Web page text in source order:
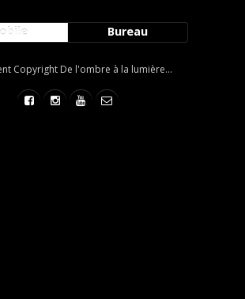
Bureau
Copyright De l'ombre à la lumière...